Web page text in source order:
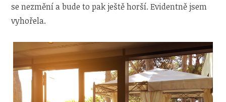
se nezmění a bude to pak ještě horší. Evidentně jsem
vyhořela.